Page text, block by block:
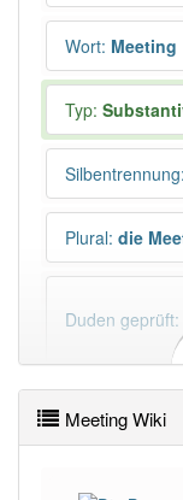
Wort: Meeting
Typ:
Silbentrennung:
Plural: die
Duden geprüft:
PowerIndex:13
Meeting Wiki